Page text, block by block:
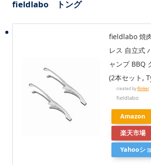
fieldlabo トング
fieldlabo 焼
レス 自立式
ャンプ BBQ
(2本セット,
created by Rinker
fieldlabo
Amazon
楽天市場
Yahooシ